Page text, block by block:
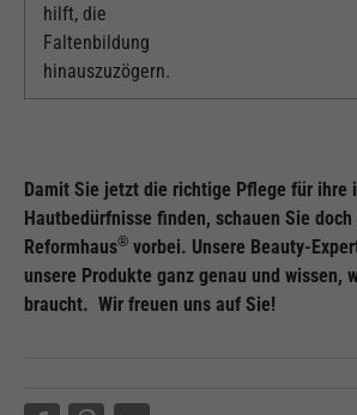
hilft, die
Faltenbildung
hinauszuzögern.
Damit Sie jetzt die richtige Pflege für ihre
Hautbedürfnisse finden, schauen Sie
Reformhaus® vorbei. Unsere Beauty-
unsere Produkte ganz genau und wissen,
braucht. Wir freuen uns auf Sie!